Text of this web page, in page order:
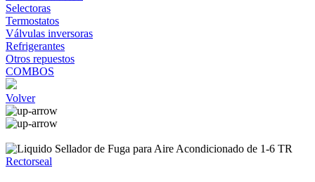
Selectoras
Termostatos
Válvulas inversoras
Refrigerantes
Otros repuestos
COMBOS
Volver
Rectorseal